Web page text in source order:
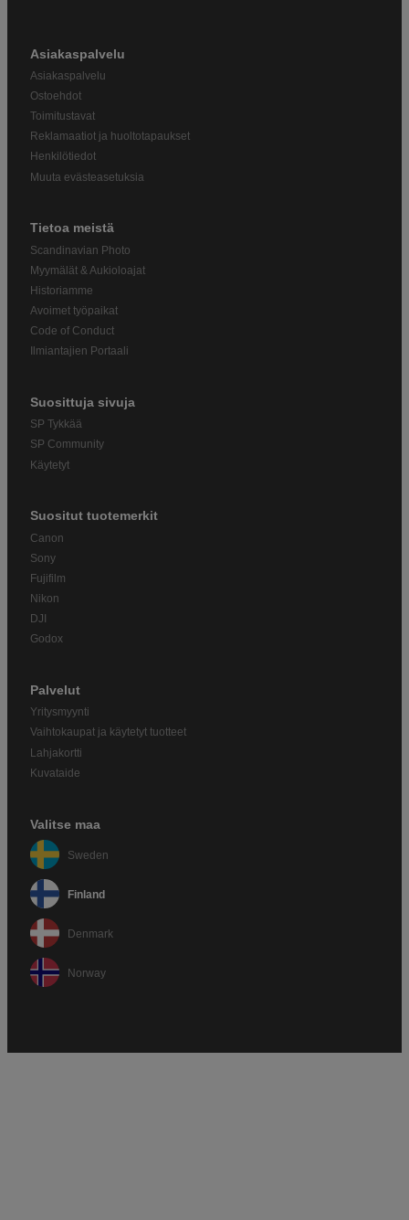
Asiakaspalvelu
Asiakaspalvelu
Ostoehdot
Toimitustavat
Reklamaatiot ja huoltotapaukset
Henkilötiedot
Muuta evästeasetuksia
Tietoa meistä
Scandinavian Photo
Myymälät & Aukioloajat
Historiamme
Avoimet työpaikat
Code of Conduct
Ilmiantajien Portaali
Suosittuja sivuja
SP Tykkää
SP Community
Käytetyt
Suositut tuotemerkit
Canon
Sony
Fujifilm
Nikon
DJI
Godox
Palvelut
Yritysmyynti
Vaihtokaupat ja käytetyt tuotteet
Lahjakortti
Kuvataide
Valitse maa
Sweden
Finland
Denmark
Norway